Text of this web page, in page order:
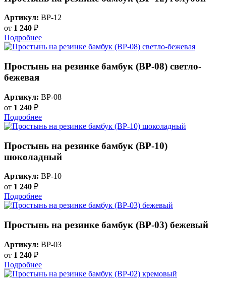
Артикул: BP-12
от 1 240 ₽
Подробнее
Простынь на резинке бамбук (BP-08) светло-
бежевая
Артикул: BP-08
от 1 240 ₽
Подробнее
Простынь на резинке бамбук (BP-10)
шоколадный
Артикул: BP-10
от 1 240 ₽
Подробнее
Простынь на резинке бамбук (BP-03) бежевый
Артикул: BP-03
от 1 240 ₽
Подробнее